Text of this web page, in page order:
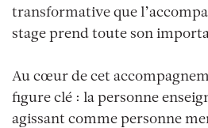
transformative que
stage prend toute son
Au cœur de cet
figure clé : la personne
agissant comme personne